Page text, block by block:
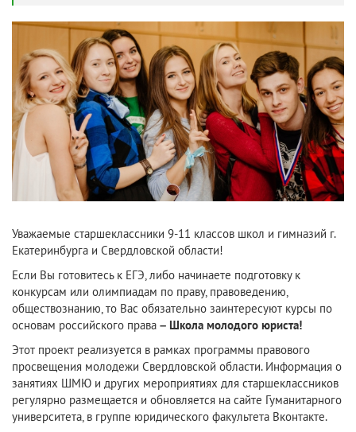
Уважаемые старшеклассники 9-11 классов школ и гимназий г.
Екатеринбурга и Свердловской области!
Если Вы готовитесь к ЕГЭ, либо начинаете подготовку к
конкурсам или олимпиадам по праву, правоведению,
обществознанию, то Вас обязательно заинтересуют курсы по
основам российского права – Школа молодого юриста!
Этот проект реализуется в рамках программы правового
просвещения молодежи Свердловской области. Информация о
занятиях ШМЮ и других мероприятиях для старшеклассников
регулярно размещается и обновляется на сайте Гуманитарного
университета, в группе юридического факультета Вконтакте.